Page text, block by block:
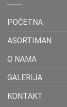
POČETNA
ASORTIMAN
O NAMA
GALERIJA
KONTAKT